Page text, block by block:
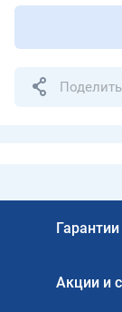
Акции и